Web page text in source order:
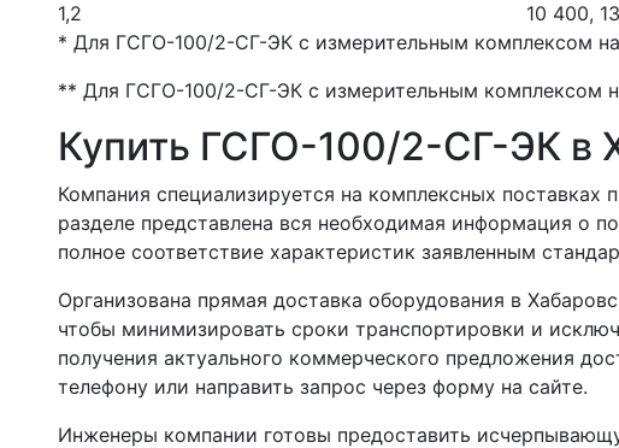
1,2
10 400,
* Для ГСГО-100/2-СГ-ЭК с измерительным комплексом
** Для ГСГО-100/2-СГ-ЭК с измерительным комплексом
Купить ГСГО-100/2-СГ-ЭК в
Компания специализируется на комплексных
разделе представлена вся необходимая информация о
полное соответствие характеристик заявленным
Организована прямая доставка оборудования в
чтобы минимизировать сроки транспортировки и
получения актуального коммерческого предложения
телефону или направить запрос через форму на сайте.
Инженеры компании готовы предоставить